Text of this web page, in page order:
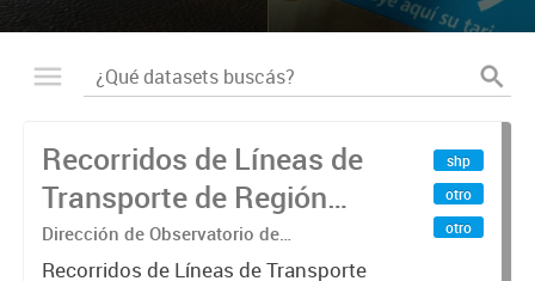
Recorridos de Líneas de
Transporte de Región
Metropolitana de
Dirección de Observatorio de
Transporte, Estudio y Sistemas
Recorridos de Líneas de Transporte
shp
otro
otro